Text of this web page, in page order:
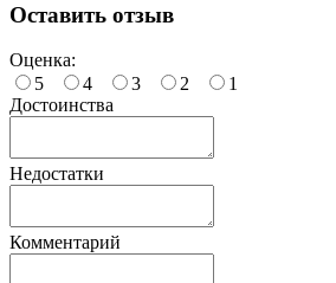
Оставить отзыв
Оценка:
5
4 3 2
1
Достоинства
Недостатки
Комментарий